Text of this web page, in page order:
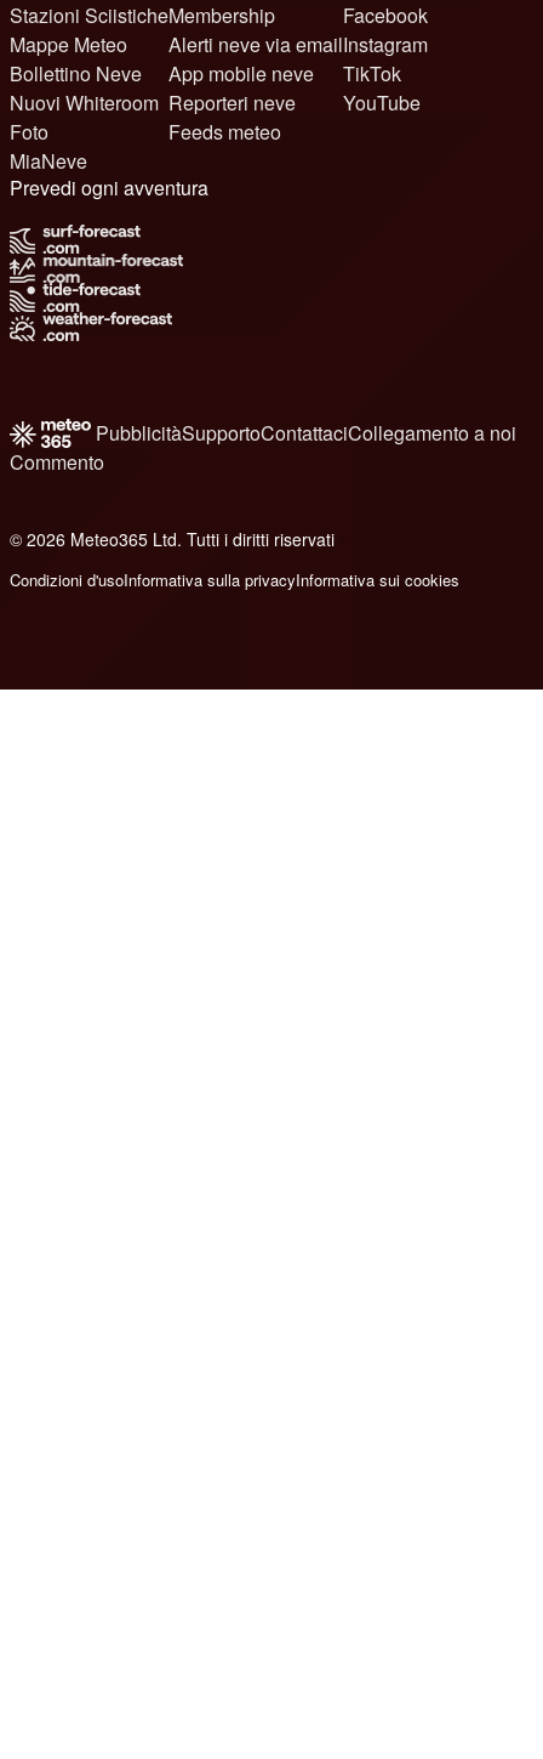
Stazioni Sciistiche
Mappe Meteo
Bollettino Neve
Nuovi Whiteroom
Foto
MiaNeve
Membership
Alerti neve via email
App mobile neve
Reporteri neve
Feeds meteo
Facebook
Instagram
TikTok
YouTube
Prevedi ogni avventura
PubblicitàSupportoContattaciCollegamento a noi
Commento
© 2026 Meteo365 Ltd. Tutti i diritti riservati
Condizioni d'usoInformativa sulla privacyInformativa sui cookies